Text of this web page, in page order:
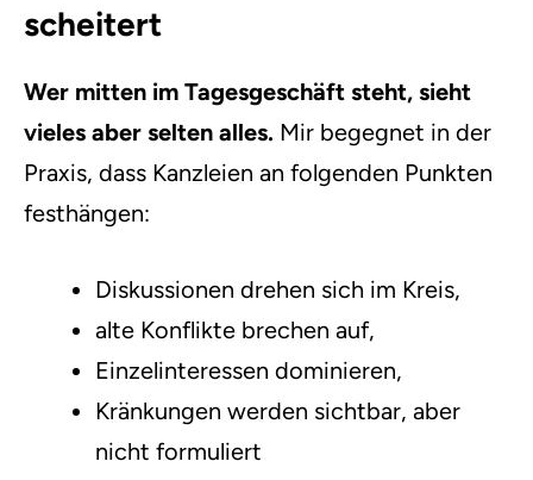
scheitert
Wer mitten im Tagesgeschäft steht, sieht
vieles aber selten alles. Mir begegnet in der
Praxis, dass Kanzleien an folgenden Punkten
festhängen:
Diskussionen drehen sich im Kreis,
alte Konflikte brechen auf,
Einzelinteressen dominieren,
Kränkungen werden sichtbar, aber
nicht formuliert